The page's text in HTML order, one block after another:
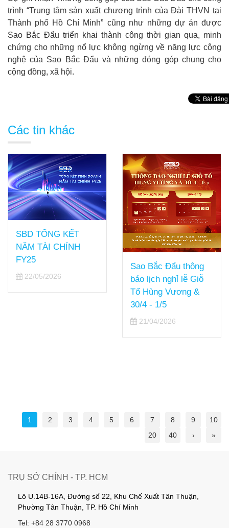
trình “Trung tâm sản xuất chương trình của Đài THVN tại
Thành phố Hồ Chí Minh” cũng như những dự án được
Sao Bắc Đẩu triển khai thành công thời gian qua, minh
chứng cho những nổ lực không ngừng về năng lực công
nghệ của Sao Bắc Đẩu và những đóng góp chung cho
cộng đồng, xã hội.
Các tin khác
SBD TỔNG KẾT
NĂM TÀI CHÍNH
FY25
22/05/2026
Sao Bắc Đẩu thông
báo lịch nghỉ lễ Giỗ
Tổ Hùng Vương &
30/4 - 1/5
21/04/2026
1 2 3 4 5 6 7 8 9
10
20
40 › »
TRỤ SỞ CHÍNH - TP. HCM
Lô U.14B-16A, Đường số 22, Khu Chế Xuất Tân Thuận,
Phường Tân Thuận, TP. Hồ Chí Minh
Tel: +84 28 3770 0968